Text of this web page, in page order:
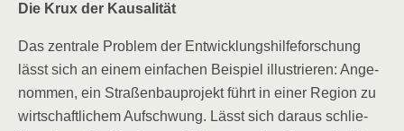
Die Krux der Kausalität
Das zen­tra­le Pro­blem der Ent­wick­lungs­hil­fe­for­schung
lässt sich an einem ein­fa­chen Bei­spiel illus­trie­ren: Ange­
nom­men, ein Stra­ßen­bau­pro­jekt führt in einer Regi­on zu
wirt­schaft­li­chem Auf­schwung. Lässt sich dar­aus schlie­